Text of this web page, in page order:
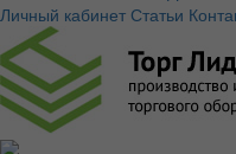
Личный кабинет Статьи